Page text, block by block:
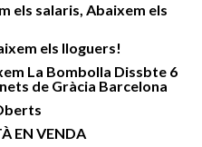
els salaris, Abaixem els
els lloguers!
La Bombolla Dissbte 6
de Gràcia Barcelona
EN VENDA